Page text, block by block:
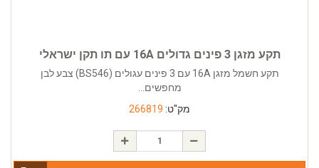
תקע מזגן 3 פינים גדולים 16A עם תו תקן ישראלי
תקע חשמל מזגן 16A עם 3 פינים עגולים (BS546) צבע לבן
מחפשים...
מק"ט: 266819